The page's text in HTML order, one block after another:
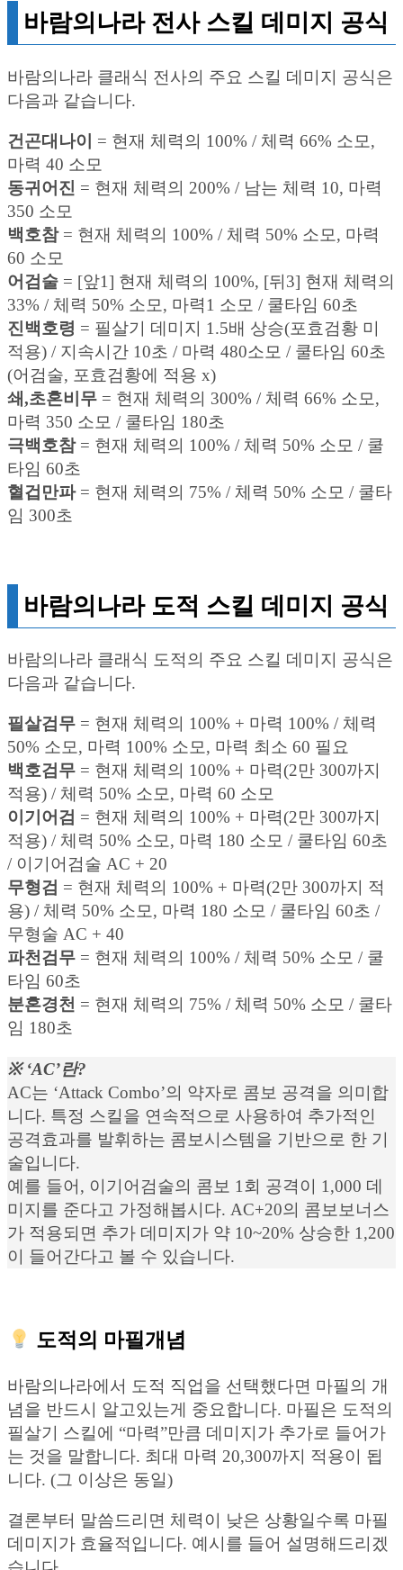
바람의나라 전사 스킬 데미지 공식
바람의나라 클래식 전사의 주요 스킬 데미지 공식은
다음과 같습니다.
건곤대나이
= 현재 체력의 100% / 체력 66% 소모,
마력 40 소모
동귀어진 = 현재 체력의 200% / 남는 체력 10, 마력
350 소모
백호참= 현재 체력의 100% / 체력 50% 소모, 마력
60 소모
어검술 = [앞1] 현재 체력의 100%, [뒤3] 현재 체력의
33% / 체력 50% 소모, 마력1 소모 / 쿨타임 60초
진백호령 = 필살기 데미지 1.5배 상승(포효검황 미
적용) / 지속시간 10초 / 마력 480소모 / 쿨타임 60초
(어검술, 포효검황에 적용 x)
쇄,초혼비무 = 현재 체력의 300% / 체력 66% 소모,
마력 350 소모 / 쿨타임 180초
극백호참= 현재 체력의 100% / 체력 50% 소모 / 쿨
타임 60초
혈겁만파= 현재 체력의 75% / 체력 50% 소모 / 쿨타
임 300초
바람의나라 도적 스킬 데미지 공식
바람의나라 클래식 도적의 주요 스킬 데미지 공식은
다음과 같습니다.
필살검무 = 현재 체력의 100% + 마력 100% / 체력
50% 소모, 마력 100% 소모, 마력 최소 60 필요
백호검무 = 현재 체력의 100% + 마력(2만 300까지
적용) / 체력 50% 소모, 마력 60 소모
이기어검 = 현재 체력의 100% + 마력(2만 300까지
적용) / 체력 50% 소모, 마력 180 소모 / 쿨타임 60초
/ 이기어검술 AC + 20
무형검 = 현재 체력의 100% + 마력(2만 300까지 적
용) / 체력 50% 소모, 마력 180 소모 / 쿨타임 60초 /
무형술 AC + 40
파천검무 = 현재 체력의 100% / 체력 50% 소모 / 쿨
타임 60초
분혼경천 = 현재 체력의 75% / 체력 50% 소모 / 쿨타
임 180초
※ ‘AC’란?
AC는 ‘Attack Combo’의 약자로 콤보 공격을 의미합
니다. 특정 스킬을 연속적으로 사용하여 추가적인
공격효과를 발휘하는 콤보시스템을 기반으로 한 기
술입니다.
예를 들어, 이기어검술의 콤보 1회 공격이 1,000 데
미지를 준다고 가정해봅시다. AC+20의 콤보보너스
가 적용되면 추가 데미지가 약 10~20% 상승한 1,200
이 들어간다고 볼 수 있습니다.
도적의 마필개념
바람의나라에서 도적 직업을 선택했다면 마필의 개
념을 반드시 알고있는게 중요합니다. 마필은 도적의
필살기 스킬에 “마력”만큼 데미지가 추가로 들어가
는 것을 말합니다. 최대 마력 20,300까지 적용이 됩
니다. (그 이상은 동일)
결론부터 말씀드리면 체력이 낮은 상황일수록 마필
데미지가 효율적입니다. 예시를 들어 설명해드리겠